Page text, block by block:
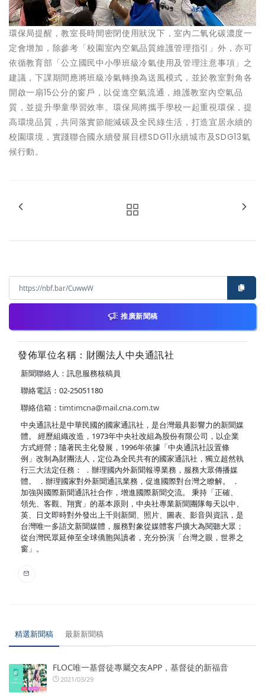
環保局提醒，教室長時間密閉使用狀況下，室內二氧化碳濃度一
定會增加，除參考「校園室內空氣品質維護管理指引」外，亦可
依循教育部「公立國民中小學班級冷氣使用及管理注意事項」之
建議，下課期間應將班級冷氣轉換為送風模式，並於教室對角各
開啟一扇15公分的窗戶，以促進空氣流通，維護教室內空氣品
質，並提升學童學習效率。環保局將攜手學校一起重視環保，提
高環境品質，共同落實節能減碳及全民綠生活，打造宜居永續的
校園環境，實踐聯合國永續發展目標SDG11永續城市及SDG13氣
候行動。
推廣新聞稿
發佈單位名稱：財團法人中央通訊社
新聞聯絡人：訊息服務核稿員
聯絡電話：02-25051180
聯絡信箱： timtimcna@mail.cna.com.tw
中央通訊社是中華民國的國家通訊社，是台灣最具影響力的新聞媒
體。 經歷組織改造，1973年中央社改組為股份有限公司，以企業
方式經營；隨著民主化發展，1996年依據「中央通訊社設置條
例」改制為財團法人，定位為全民共有的國家通訊社，獨立超然執
行三大法定任務： ．辦理國內外新聞報導業務，服務大眾傳播媒
體。 ．辦理國家對外新聞通訊業務，促進國際對台灣之瞭解。 ．
加強與國際新聞通訊社合作，增進國際新聞交流。 秉持「正確、
領先、客觀、翔實」的基本原則，中央社專業新聞團隊每天以中、
英、日文即時對外發出上千則新聞、照片、圖表、影音與資訊，是
台灣唯一多語文新聞媒體，服務對象從媒體客戶擴大為閱聽大眾；
從台灣民眾延伸至全球僑胞與讀者，充分扮演「台灣之眼，世界之
窗」。
精選新聞稿 最新新聞稿
FLOC唯一基督徒專屬交友APP，基督徒的新福音
2021/03/29